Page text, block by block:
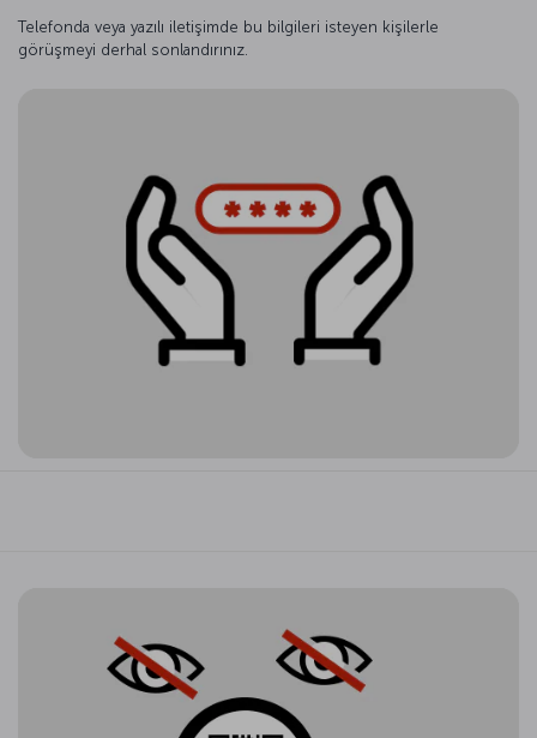
Telefonda veya yazılı iletişimde bu bilgileri isteyen kişilerle
görüşmeyi derhal sonlandırınız.